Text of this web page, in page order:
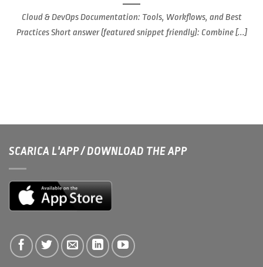
Cloud & DevOps Documentation: Tools, Workflows, and Best
Practices Short answer (featured snippet friendly): Combine [...]
SCARICA L'APP / DOWNLOAD THE APP